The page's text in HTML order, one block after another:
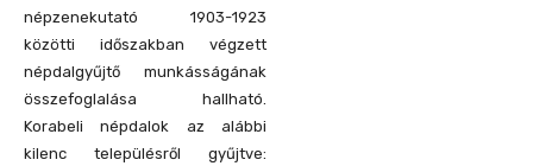
népzenekutató 1903-1923
közötti időszakban végzett
népdalgyűjtő munkásságának
összefoglalása hallható.
Korabeli népdalok az alábbi
kilenc településről gyűjtve: